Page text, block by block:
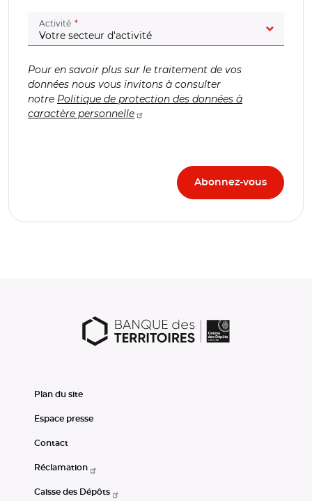
Activité (champ obligatoire)
Pour en savoir plus sur le traitement de vos
données nous vous invitons à consulter
notre Politique de protection des données à
caractère personnelle
Plan du site
Espace presse
Contact
Réclamation
Caisse des Dépôts